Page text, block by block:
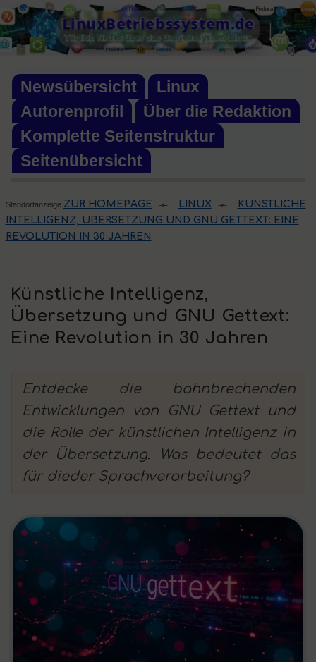
Skip
to
content
LinuxBetriebssystem.de
Täglich Neues über das Betriebssystem Linux
Newsübersicht
Linux
Autorenprofil
Über die Redaktion
Komplette Seitenstruktur
Seitenübersicht
Standortanzeige ZUR HOMEPAGE ▸ LINUX ▸
KÜNSTLICHE
INTELLIGENZ, ÜBERSETZUNG UND GNU GETTEXT: EINE
REVOLUTION IN 30 JAHREN
Künstliche Intelligenz,
Übersetzung und GNU Gettext:
Eine Revolution in 30 Jahren
Entdecke die bahnbrechenden
Entwicklungen von GNU Gettext und
die Rolle der künstlichen Intelligenz in
der Übersetzung. Was bedeutet das
für dieder Sprachverarbeitung?